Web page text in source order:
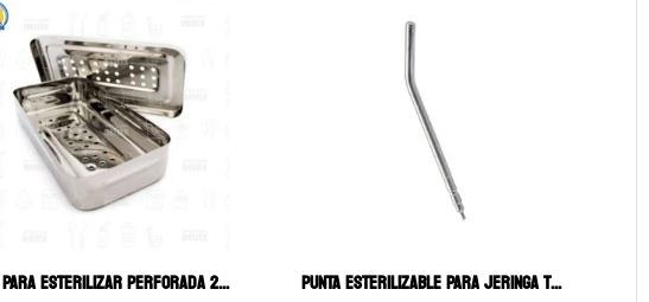
CAJA PARA ESTERILIZAR PERFORADA 20X10X4 6B (303-A) PUNTA ESTERILIZABLE PARA JERINGA TRIPLE